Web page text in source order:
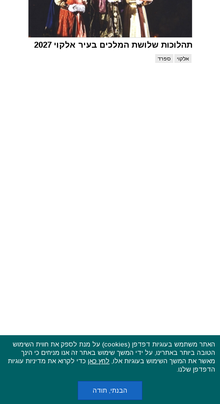
תהלוכות שלושת המלכים בעיר אלקוי 2027
אלקוי ספרד
פסטיבלים וקרנבלים בעולם - כל הזכויות שמורות © 2015 - 2026
בשותפות עםCarniFest Online
מדיניות עוגיות (קוקיס)
האתר משתמש בעוגיות דפדפן (cookies) על מנת לספק את חווית השימוש
הטובה ביותר באתרינו, על ידי המשך שימוש באתר זה אנו מניחים כי הינך
מאשר את המשך השימוש בעוגיות אלו, לחץ כאן כדי לקרוא את מדיניות עוגיות
הדפדפן שלנו.